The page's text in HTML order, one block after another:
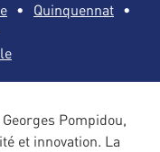
Quinquennat
Pompidou,
et innovation. La